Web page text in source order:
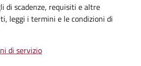
di scadenze, requisiti e altre
leggi i termini e le condizioni di
di servizio